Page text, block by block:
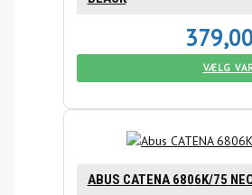
379,00
VÆLG
ABUS CATENA 6806K/75